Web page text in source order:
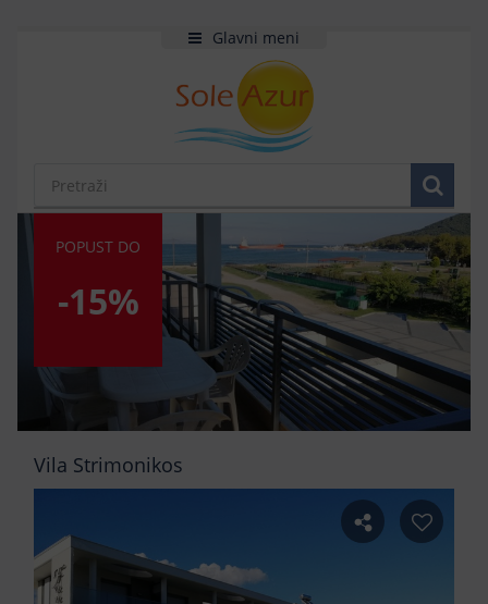
Glavni meni
POPUST DO
-15%
Vila Strimonikos